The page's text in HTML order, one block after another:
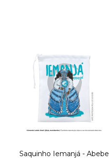
Saquinho Iemanjá - Abebe